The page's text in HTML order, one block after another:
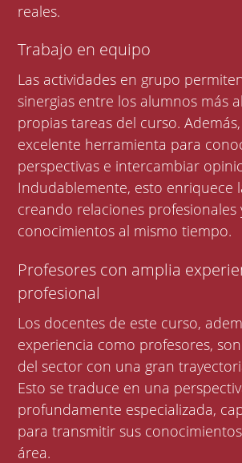
reales.
Trabajo en equipo
Las actividades en grupo
sinergias entre los alumnos más
propias tareas del curso. Además, son una
excelente herramienta para
perspectivas e intercambiar
Indudablemente, esto enriquece
creando relaciones
conocimientos al mismo tiempo.
Profesores con amplia
profesional
Los docentes de este curso,
experiencia como profesores,
del sector con una gran trayectoria profesional.
Esto se traduce en una
profundamente especializada, capacitándolos
para transmitir sus
área.